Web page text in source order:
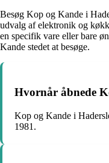
Besøg Kop og Kande i
udvalg af elektronik og
en specifik vare eller bare
Kande stedet at besøge.
Hvornår åbnede
Kop og Kande i
1981.